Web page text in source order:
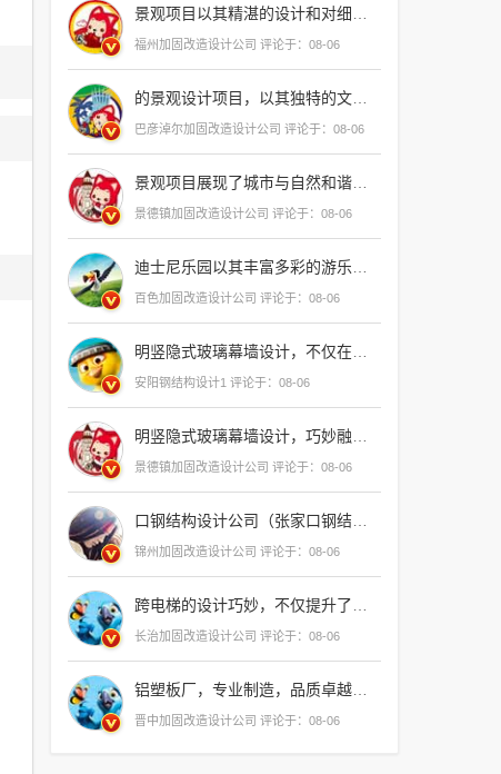
福州加固改造设计公司 评论于：08-06
的景观设计项目，以其独特的文化韵味和现代创新相结合，展现了城市发展的新面貌，为居民和游客提供了视觉与心灵的双重
巴彦淖尔加固改造设计公司 评论于：08-06
景观项目展现了城市与自然和谐共生的典范，其设计细节体现了对历史文脉的
景德镇加固改造设计公司 评论于：08-06
百色加固改造设计公司 评论于：08-06
明竖隐式玻璃幕墙设计，不仅在视觉上提供了开阔的视野，更在建筑美学与实用性之间找到了完美的平衡，这种设计巧妙地将玻璃的透明性与隐藏部分相结合，既保证了室内外的通透感，又避免了视线直接
安阳钢结构设计1 评论于：08-06
景德镇加固改造设计公司 评论于：08-06
口钢结构设计公司（张家口钢结构制作厂）在建筑行业中以其精湛的工艺和创新的设计脱颖而出，为众多项目提供了高质量的钢结构
锦州加固改造设计公司 评论于：08-06
长治加固改造设计公司 评论于：08-06
铝塑板厂，专业制造，品质卓越，值得信赖
晋中加固改造设计公司 评论于：08-06